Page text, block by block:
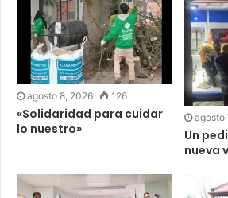
agosto 8, 2026 126
«Solidaridad para cuidar
lo nuestro»
agosto
Un
nueva